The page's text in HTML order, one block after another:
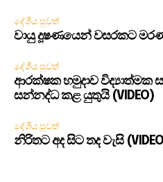
දේශීය පුවත්
වායු දූෂණයෙන් වසරකට මරණ
දේශීය පුවත්
ආරක්ෂක හමුදාව
සන්නද්ධ කළ යුතුයි (VIDEO)
දේශීය පුවත්
නිරිතට අද සිට තද වැසි